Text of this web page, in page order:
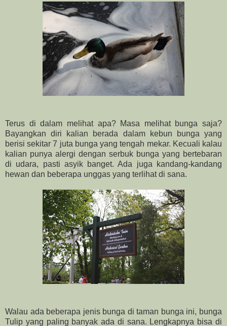
Terus di dalam melihat apa? Masa melihat bunga saja?
Bayangkan diri kalian berada dalam kebun bunga yang
berisi sekitar 7 juta bunga yang tengah mekar. Kecuali kalau
kalian punya alergi dengan serbuk bunga yang bertebaran
di udara, pasti asyik banget. Ada juga kandang-kandang
hewan dan beberapa unggas yang terlihat di sana.
Walau ada beberapa jenis bunga di taman bunga ini, bunga
Tulip yang paling banyak ada di sana. Lengkapnya bisa di